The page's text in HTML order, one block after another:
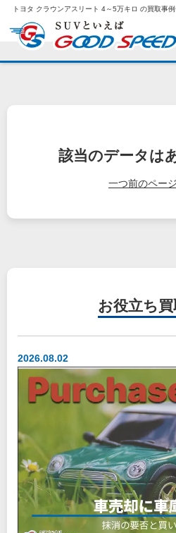
トヨタ クラウンアスリート 4～5万キロ の買取事
該当のデータは
一つ前のペー
お役立ち
2026.08.02